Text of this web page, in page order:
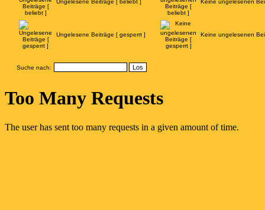
Ungelesene Beiträge [ beliebt ] Keine ungelesenen
Ungelesene Beiträge [ gesperrt ] Keine ungelesenen
Suche nach: